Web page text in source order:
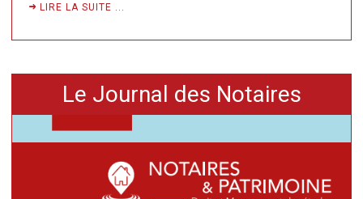
LIRE LA SUITE ...
Le Journal des Notaires